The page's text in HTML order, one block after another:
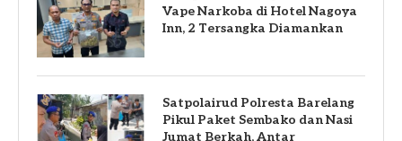
Vape Narkoba di Hotel Nagoya
Inn, 2 Tersangka Diamankan
Satpolairud Polresta Barelang
Pikul Paket Sembako dan Nasi
Jumat Berkah, Antar